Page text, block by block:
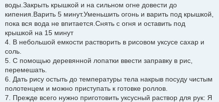
воды.Закрыть крышкой и на сильном огне довести до
кипения.Варить 5 минут.Уменьшить огонь и варить под крышкой,
пока вся вода не впитается.Снять с огня и оставить под
крышкой на 15 минут
4. В небольшой емкости растворить в рисовом уксусе сахар и
соль.
5. С помощью деревянной лопатки ввести заправку в рис,
перемешать.
6. Дать рису остыть до температуры тела накрыв посуду чистым
полотенцем и можно приступать к готовке роллов.
7. Прежде всего нужно приготовить уксусный раствор для рук: Я